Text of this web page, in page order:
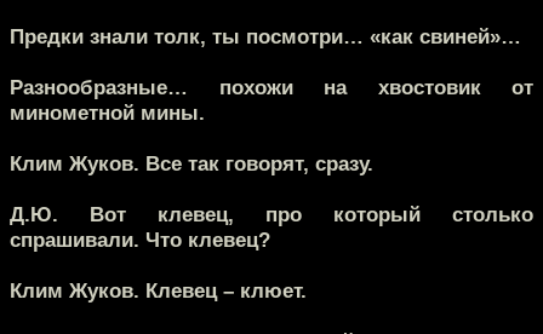
Предки знали толк, ты посмотри… «как свиней»…
Разнообразные… похожи на хвостовик от
минометной мины.
Клим Жуков. Все так говорят, сразу.
Д.Ю. Вот клевец, про который столько
спрашивали. Что клевец?
Клим Жуков. Клевец – клюет.